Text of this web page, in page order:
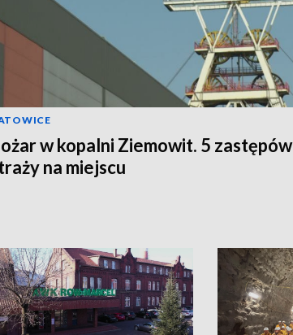
w kopalni Ziemowit. 5 zastępów
na miejscu